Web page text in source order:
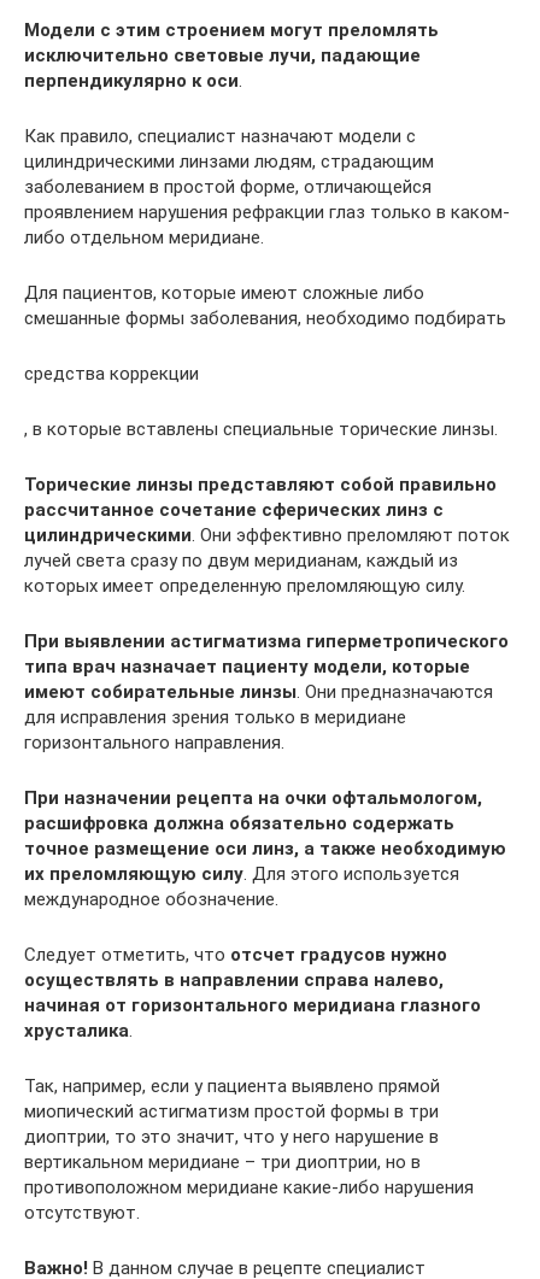
Модели с этим строением могут преломлять
исключительно световые лучи, падающие
перпендикулярно к оси.
Как правило, специалист назначают модели с
цилиндрическими линзами людям, страдающим
заболеванием в простой форме, отличающейся
проявлением нарушения рефракции глаз только в каком-
либо отдельном меридиане.
Для пациентов, которые имеют сложные либо
смешанные формы заболевания, необходимо подбирать
средства коррекции
, в которые вставлены специальные торические линзы.
Торические линзы представляют собой правильно
рассчитанное сочетание сферических линз с
цилиндрическими. Они эффективно преломляют поток
лучей света сразу по двум меридианам, каждый из
которых имеет определенную преломляющую силу.
При выявлении астигматизма гиперметропического
типа врач назначает пациенту модели, которые
имеют собирательные линзы. Они предназначаются
для исправления зрения только в меридиане
горизонтального направления.
При назначении рецепта на очки офтальмологом,
расшифровка должна обязательно содержать
точное размещение оси линз, а также необходимую
их преломляющую силу. Для этого используется
международное обозначение.
Следует отметить, что отсчет градусов нужно
осуществлять в направлении справа налево,
начиная от горизонтального меридиана глазного
хрусталика.
Так, например, если у пациента выявлено прямой
миопический астигматизм простой формы в три
диоптрии, то это значит, что у него нарушение в
вертикальном меридиане – три диоптрии, но в
противоположном меридиане какие-либо нарушения
отсутствуют.
Важно! В данном случае в рецепте специалист